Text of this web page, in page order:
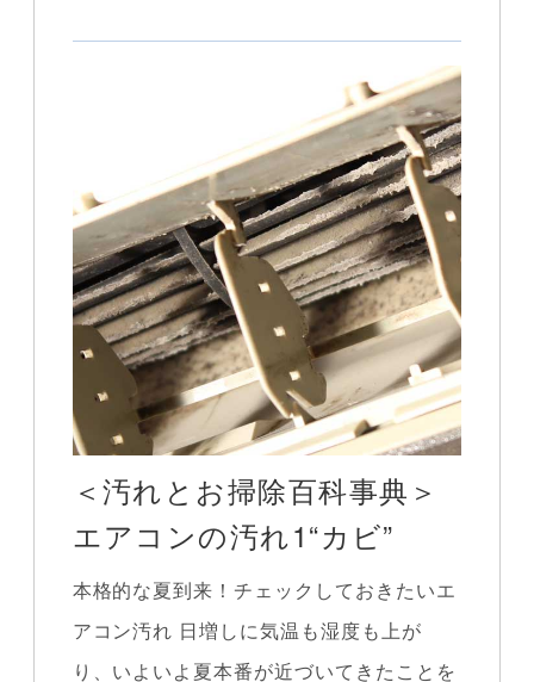
＜汚れとお掃除百科事典＞
エアコンの汚れ1“カビ”
本格的な夏到来！チェックしておきたいエ
アコン汚れ 日増しに気温も湿度も上が
り、いよいよ夏本番が近づいてきたことを